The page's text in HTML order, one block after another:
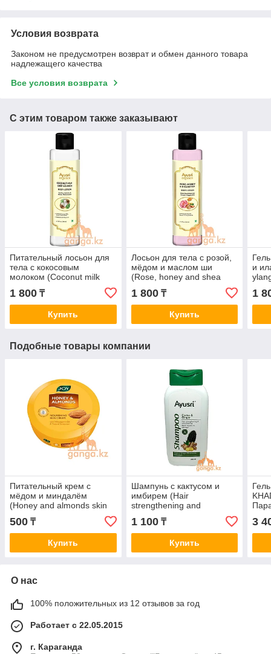
Условия возврата
Законом не предусмотрен возврат и обмен данного товара
надлежащего качества
Все условия возврата
С этим товаром также заказывают
Питательный лосьон для
тела с кокосовым
молоком (Coconut milk
body lotion AYUSRI), 200
мл
1 800 ₸
Купить
Лосьон для тела с розой,
мёдом и маслом ши
(Rose, honey and shea
butter body lotion AYUSRI),
200 мл
1 800₸
Купить
и
1
Подобные товары компании
Питательный крем с
мёдом и миндалём
(Honey and almonds skin
500 ₸
Купить
Шампунь с кактусом и
имбирем (Hair
strengthening and
AYUSRI), 200 мл.
1 100₸
Купить
3
О нас
100% положительных из 12 отзывов за год
Работает с 22.05.2015
г. Караганда